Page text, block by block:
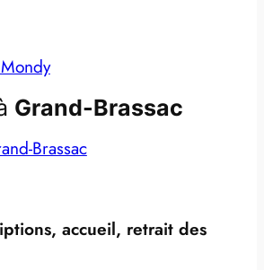
Grand-Brassac
Brassac
accueil, retrait des